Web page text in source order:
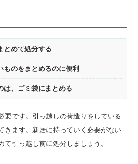
とめて処分する
ものをまとめるのに便利
は、ゴミ袋にまとめる
要です。引っ越しの荷造りをしている
きます。新居に持っていく必要がない
て引っ越し前に処分しましょう。